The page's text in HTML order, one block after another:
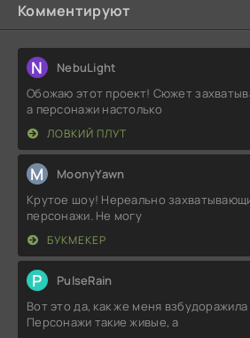
Комментируют
N NebuLight
Обожаю этот проект! Сюжет
а персонажи настолько
ЛОВКИЙ ПЛУТ
M MoonyYawn
Крутое шоу! Нереально
персонажи. Не могу
БУКМЕКЕР
P PulseRain
Вот это да, как же меня взбудоражила
Персонажи такие живые, а